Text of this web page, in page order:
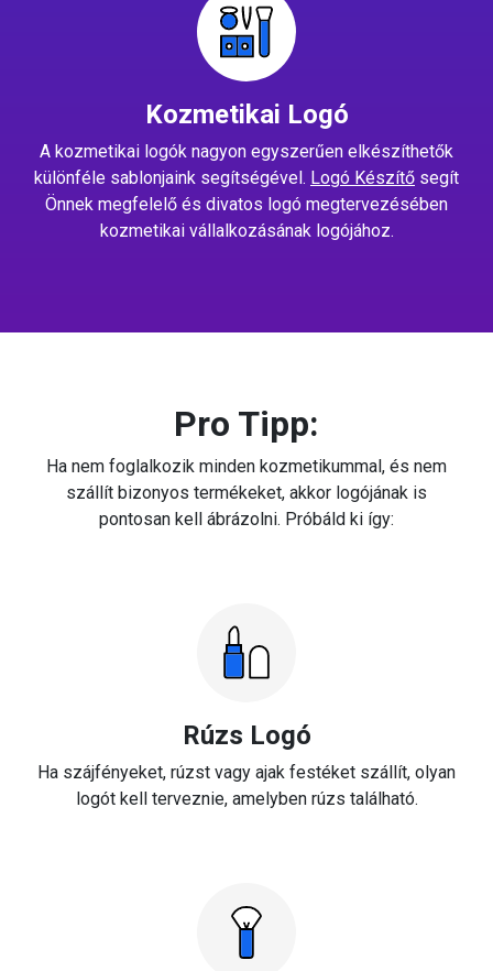
Kozmetikai Logó
A kozmetikai logók nagyon egyszerűen elkészíthetők
különféle sablonjaink segítségével. Logó Készítő segít
Önnek megfelelő és divatos logó megtervezésében
kozmetikai vállalkozásának logójához.
Pro Tipp:
Ha nem foglalkozik minden kozmetikummal, és nem
szállít bizonyos termékeket, akkor logójának is
pontosan kell ábrázolni. Próbáld ki így:
Rúzs Logó
Ha szájfényeket, rúzst vagy ajak festéket szállít, olyan
logót kell terveznie, amelyben rúzs található.